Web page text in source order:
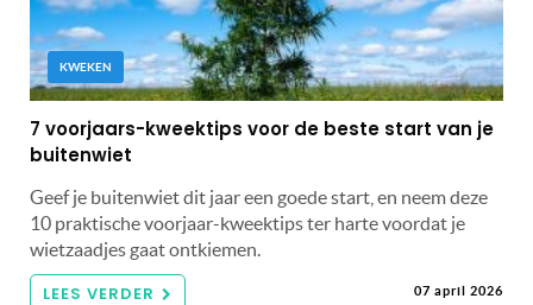
KWEKEN
7 voorjaars-kweektips voor de beste start van je
buitenwiet
Geef je buitenwiet dit jaar een goede start, en neem deze
10 praktische voorjaar-kweektips ter harte voordat je
wietzaadjes gaat ontkiemen.
LEES VERDER 07 april 2026